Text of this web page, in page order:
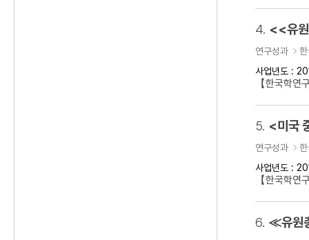
4. <<유
연구성과
사업년도 :
【한국학
5. <미국
연구성과
사업년도 :
【한국
6. ≪유원